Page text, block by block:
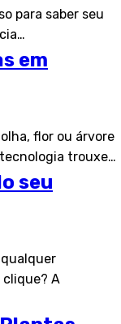
para saber seu
em
flor ou árvore
trouxe…
seu
clique? A